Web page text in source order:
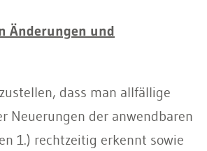
Änderungen und
dass man allfällige
Neuerungen der anwendbaren
1.) rechtzeitig erkennt sowie